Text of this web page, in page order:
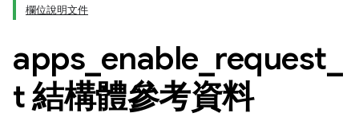
欄位說明文件
apps enable request
t 結構體參考資料